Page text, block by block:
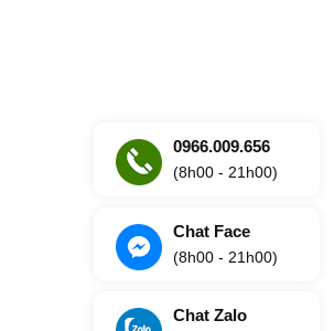
0966.009.656
(8h00 - 21h00)
Chat Face
(8h00 - 21h00)
Chat Zalo